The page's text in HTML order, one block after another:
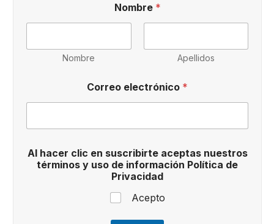
Nombre *
Nombre Apellidos
r
i
i
d
a
d
u
s
o
Correo electrónico *
Al hacer clic en suscribirte aceptas nuestros
términos y uso de información Política de
Privacidad
Acepto